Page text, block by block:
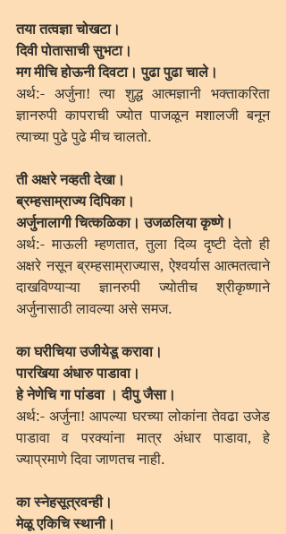
तया तत्वज्ञा चोखटा।
दिवी पोतासाची सुभटा।
मग मीचि होऊनी दिवटा। पुढा पुढा चाले।
अर्थ:- अर्जुना! त्या शुद्ध आत्मज्ञानी भक्ताकरिता
ज्ञानरुपी कापराची ज्योत पाजळून मशालजी बनून
त्याच्या पुढे पुढे मीच चालतो.
ती अक्षरे नव्हती देखा।
ब्रम्हसाम्राज्य दिपिका।
अर्जुनालागी चित्कळिका। उजळलिया कृष्णे।
अर्थ:- माऊली म्हणतात, तुला दिव्य दृष्टी देतो ही
अक्षरे नसून ब्रम्हसाम्राज्यास, ऐश्वर्यास आत्मतत्वाने
दाखविण्याऱ्या ज्ञानरुपी ज्योतीच श्रीकृष्णाने
अर्जुनासाठी लावल्या असे समज.
का घरीचिया उजीयेडू करावा।
पारखिया अंधारु पाडावा।
हे नेणेचि गा पांडवा । दीपु जैसा।
अर्थ:- अर्जुना! आपल्या घरच्या लोकांना तेवढा उजेड
पाडावा व परक्यांना मात्र अंधार पाडावा, हे
ज्याप्रमाणे दिवा जाणतच नाही.
का स्नेहसूत्रवन्ही।
मेळू एकिचि स्थानी।